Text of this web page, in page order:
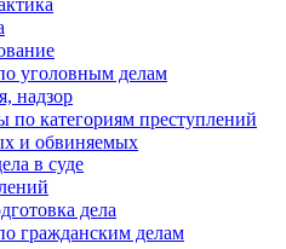
уголовным делам
надзор
категориям преступлений
и обвиняемых
в суде
дела
гражданским делам